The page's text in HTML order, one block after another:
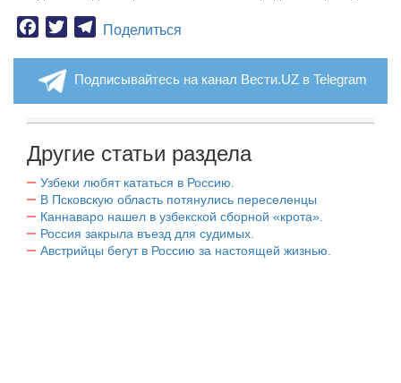
Facebook
TwitterTelegram
Поделиться
Подписывайтесь на канал Вести.UZ в Telegram
Другие статьи раздела
Узбеки любят кататься в Россию.
В Псковскую область потянулись переселенцы
Каннаваро нашел в узбекской сборной «крота».
Россия закрыла въезд для судимых.
Австрийцы бегут в Россию за настоящей жизнью.